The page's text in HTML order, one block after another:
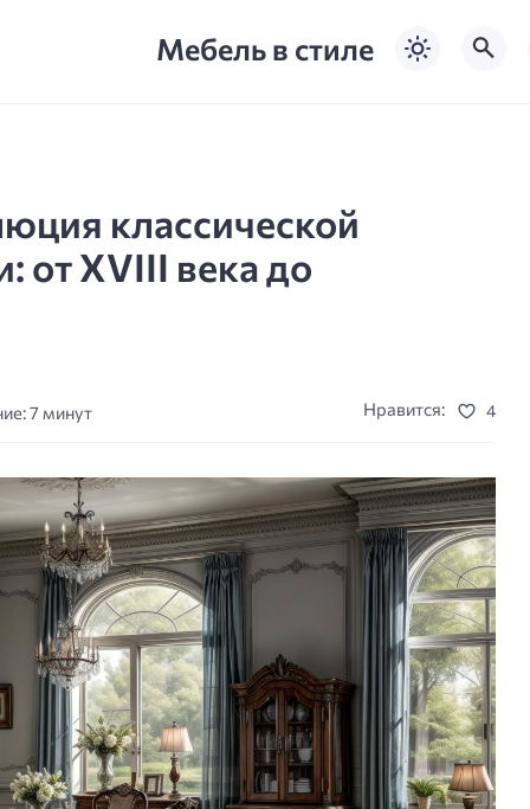
Мебель в стиле
классической
от XVIII века до
7 минут Нравится: 4